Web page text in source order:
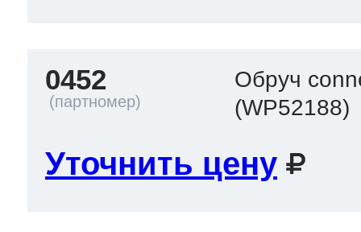
0452
Обруч
(WP52188)
Уточнить цену